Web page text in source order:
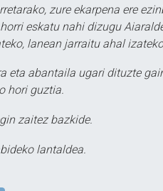
zure ekarpena ere
eskatu nahi dizugu
lanean jarraitu ahal
eta abantaila ugari dituzte
hori guztia.
zaitez bazkide.
lantaldea.